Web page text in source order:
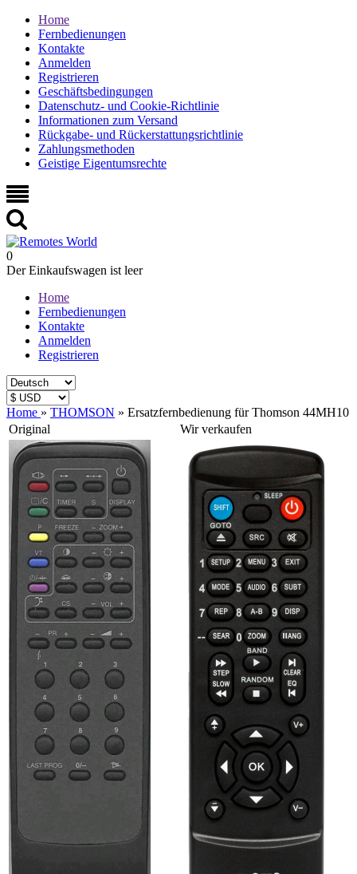
Home
Fernbedienungen
Kontakte
Anmelden
Registrieren
Geschäftsbedingungen
Datenschutz- und Cookie-Richtlinie
Informationen zum Versand
Rückgabe- und Rückerstattungsrichtlinie
Zahlungsmethoden
Geistige Eigentumsrechte
0
Der Einkaufswagen ist leer
Home
Fernbedienungen
Kontakte
Anmelden
Registrieren
Home » THOMSON » Ersatzfernbedienung für Thomson 44MH10
Original
Wir verkaufen